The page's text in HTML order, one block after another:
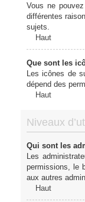
Vous ne
différentes
sujets.
Haut
Que sont les
Les icônes de
dépend des
Haut
Niveaux
Qui sont les
Les
permissions, le
aux autres
Haut